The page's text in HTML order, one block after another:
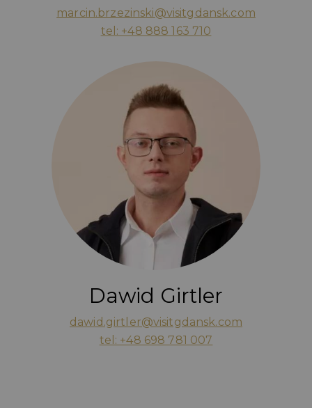
marcin.brzezinski@visitgdansk.com
tel: +48 888 163 710
Dawid Girtler
dawid.girtler@visitgdansk.com
tel: +48 698 781 007